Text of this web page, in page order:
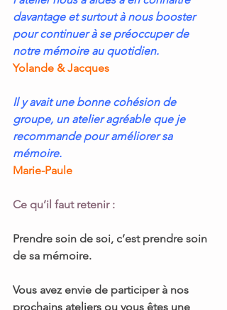
davantage et surtout à nous booster
pour continuer à se préoccuper de
notre mémoire au quotidien.
Yolande & Jacques
Il y avait une bonne cohésion de
groupe, un atelier agréable que je
recommande pour améliorer sa
mémoire.
Marie-Paule
Ce qu’il faut retenir :
Prendre soin de soi, c’est prendre soin
de sa mémoire.
Vous avez envie de participer à nos
prochains ateliers ou vous êtes une